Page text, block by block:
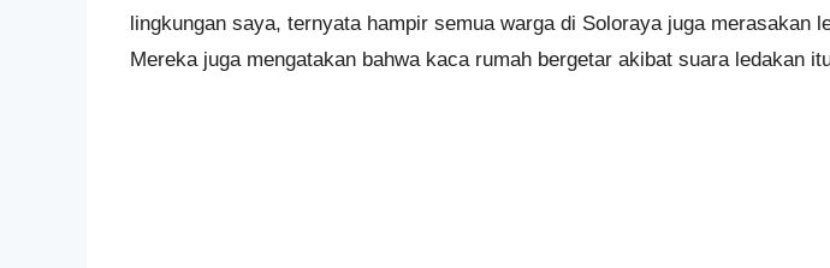
lingkungan saya, ternyata hampir semua warga di Soloraya juga merasakan
Mereka juga mengatakan bahwa kaca rumah bergetar akibat suara ledakan